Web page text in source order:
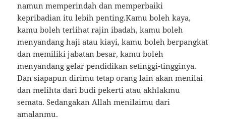
namun memperindah dan memperbaiki
kepribadian itu lebih penting.Kamu boleh kaya,
kamu boleh terlihat rajin ibadah, kamu boleh
menyandang haji atau kiayi, kamu boleh berpangkat
dan memiliki jabatan besar, kamu boleh
menyandang gelar pendidikan setinggi-tingginya.
Dan siapapun dirimu tetap orang lain akan menilai
dan melihta dari budi pekerti atau akhlakmu
semata. Sedangakan Allah menilaimu dari
amalanmu.